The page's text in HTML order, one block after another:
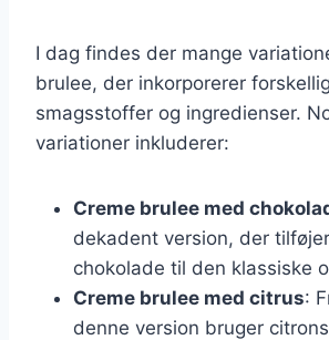
I dag findes der mange
brulee, der inkorporerer
smagsstoffer og ingredienser.
variationer inkluderer:
Creme brulee med
dekadent version, der
chokolade til den klassiske
Creme brulee med citrus:
denne version bruger